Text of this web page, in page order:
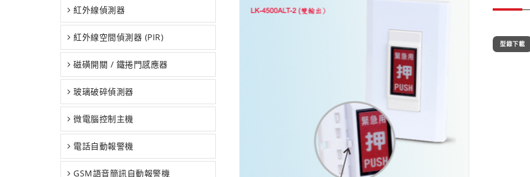
紅外線偵測器
紅外線空間偵測器 (PIR)
磁磺開關 / 鐵捲門感應器
玻璃破碎偵測器
微電腦控制主機
電話自動報警機
GSM語音簡訊自動報警機
型錄下載